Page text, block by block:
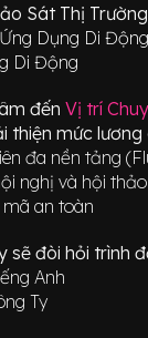
Sát Thị
Dụng Di Động
Di Động
đến Vị trí
thiện mức
đa nền tảng
nghị và hội thảo
an toàn
sẽ đòi hỏi trình
Anh
Ty